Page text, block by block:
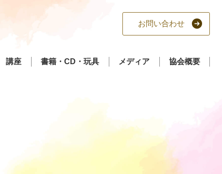
お問い合わせ
講座 書籍・CD・玩具 メディア 協会概要